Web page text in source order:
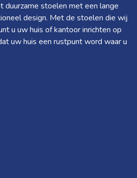
duurzame stoelen met een lange
design. Met de stoelen die wij
u uw huis of kantoor inrichten op
uw huis een rustpunt word waar u